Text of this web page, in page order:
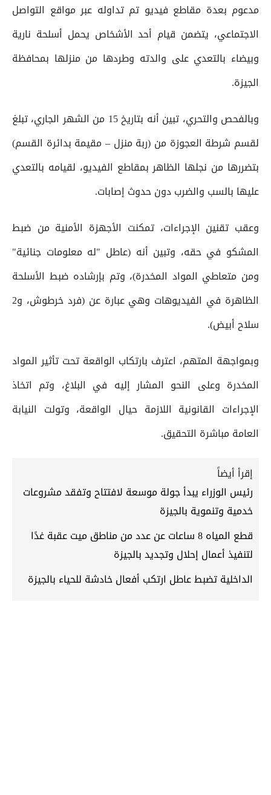
مدعوم بعدة مقاطع فيديو تم تداوله عبر مواقع التواصل
الاجتماعي، يتضمن قيام أحد الأشخاص يحمل أسلحة نارية
وبيضاء بالتعدي على والدته وطردها من منزلها بمحافظة
الجيزة.
وبالفحص والتحري، تبين أنه بتاريخ 15 من الشهر الجاري، تبلغ
لقسم شرطة العجوزة من (ربة منزل – مقيمة بدائرة القسم)
بتضررها من نجلها الظاهر بمقاطع الفيديو، لقيامه بالتعدي
عليها بالسب والضرب دون حدوث إصابات.
وعقب تقنين الإجراءات، تمكنت الأجهزة الأمنية من ضبط
المشكو في حقه، وتبين أنه (عاطل "له معلومات جنائية"
ومن متعاطي المواد المخدرة)، وتم بإرشاده ضبط الأسلحة
الظاهرة في الفيديوهات وهي عبارة عن (فرد خرطوش، و2
سلاح أبيض).
وبمواجهة المتهم، اعترف بارتكاب الواقعة تحت تأثير المواد
المخدرة وعلى النحو المشار إليه في البلاغ، وتم اتخاذ
الإجراءات القانونية اللازمة حيال الواقعة، وتولت النيابة
العامة مباشرة التحقيق.
إقرأ أيضاً
رئيس الوزراء يبدأ جولة موسعة لافتتاح وتفقد مشروعات
خدمية وتنموية بالجيزة
قطع المياه 8 ساعات عن عدد من مناطق ميت عقبة غدًا
لتنفيذ أعمال إحلال وتجديد بالجيزة
الداخلية تضبط عاطل ارتكب أفعال خادشة للحياء بالجيزة